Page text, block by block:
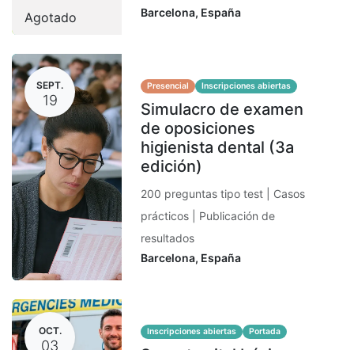
Agotado
Barcelona, España
SEPT.
19
Presencial Inscripciones abiertas
Simulacro de examen
de oposiciones
higienista dental (3a
edición)
200 preguntas tipo test | Casos
prácticos | Publicación de
resultados
Barcelona, España
OCT.
03
Inscripciones abiertas Portada